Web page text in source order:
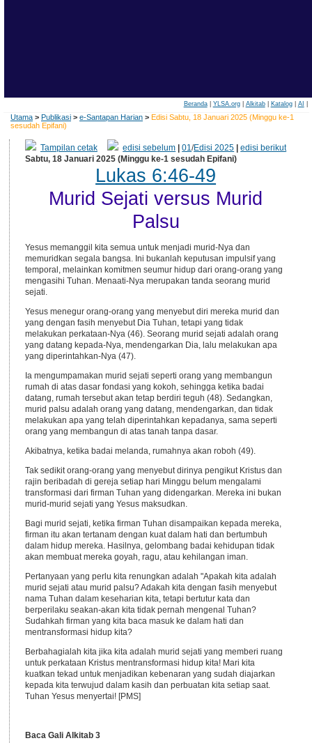
Beranda| YLSA.org| Alkitab| Katalog| AI
Utama > Publikasi > e-Santapan Harian > Edisi Sabtu, 18 Januari 2025 (Minggu ke-1
sesudah Epifani)
Tampilan cetak edisi sebelum |01/Edisi 2025 |edisi berikut
Sabtu, 18 Januari 2025 (Minggu ke-1 sesudah Epifani)
Lukas 6:46-49
Murid Sejati versus Murid
Palsu
Yesus memanggil kita semua untuk menjadi murid-Nya dan
memuridkan segala bangsa. Ini bukanlah keputusan impulsif yang
temporal, melainkan komitmen seumur hidup dari orang-orang yang
mengasihi Tuhan. Menaati-Nya merupakan tanda seorang murid
sejati.
Yesus menegur orang-orang yang menyebut diri mereka murid dan
yang dengan fasih menyebut Dia Tuhan, tetapi yang tidak
melakukan perkataan-Nya (46). Seorang murid sejati adalah orang
yang datang kepada-Nya, mendengarkan Dia, lalu melakukan apa
yang diperintahkan-Nya (47).
Ia mengumpamakan murid sejati seperti orang yang membangun
rumah di atas dasar fondasi yang kokoh, sehingga ketika badai
datang, rumah tersebut akan tetap berdiri teguh (48). Sedangkan,
murid palsu adalah orang yang datang, mendengarkan, dan tidak
melakukan apa yang telah diperintahkan kepadanya, sama seperti
orang yang membangun di atas tanah tanpa dasar.
Akibatnya, ketika badai melanda, rumahnya akan roboh (49).
Tak sedikit orang-orang yang menyebut dirinya pengikut Kristus dan
rajin beribadah di gereja setiap hari Minggu belum mengalami
transformasi dari firman Tuhan yang didengarkan. Mereka ini bukan
murid-murid sejati yang Yesus maksudkan.
Bagi murid sejati, ketika firman Tuhan disampaikan kepada mereka,
firman itu akan tertanam dengan kuat dalam hati dan bertumbuh
dalam hidup mereka. Hasilnya, gelombang badai kehidupan tidak
akan membuat mereka goyah, ragu, atau kehilangan iman.
Pertanyaan yang perlu kita renungkan adalah "Apakah kita adalah
murid sejati atau murid palsu? Adakah kita dengan fasih menyebut
nama Tuhan dalam keseharian kita, tetapi bertutur kata dan
berperilaku seakan-akan kita tidak pernah mengenal Tuhan?
Sudahkah firman yang kita baca masuk ke dalam hati dan
mentransformasi hidup kita?
Berbahagialah kita jika kita adalah murid sejati yang memberi ruang
untuk perkataan Kristus mentransformasi hidup kita! Mari kita
kuatkan tekad untuk menjadikan kebenaran yang sudah diajarkan
kepada kita terwujud dalam kasih dan perbuatan kita setiap saat.
Tuhan Yesus menyertai! [PMS]
Baca Gali Alkitab 3